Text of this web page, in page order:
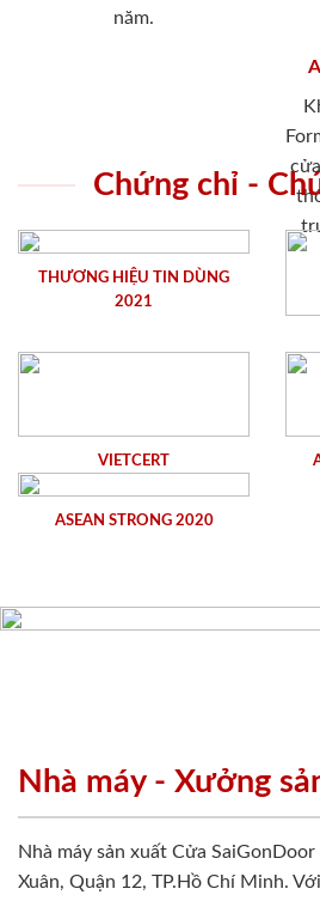
năm.
Chứng chỉ -
THƯƠNG HIỆU TIN DÙNG
2021
VIETCERT
ASEAN STRONG 2020
Nhà máy - Xưởng
Nhà máy sản xuất Cửa
Xuân, Quận 12, TP.Hồ Chí Minh.